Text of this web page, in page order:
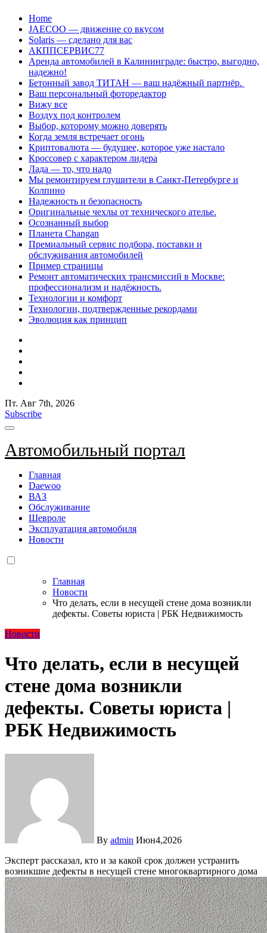
Перейти
содержанию
Home
JAECOO — движение со вкусом
Solaris — сделано для вас
АКППСЕРВИС77
Аренда автомобилей в Калининграде: быстро, выгодно,
надежно!
Бетонный завод ТИТАН — ваш надёжный партнёр.
Ваш персональный фоторедактор
Вижу все
Воздух под контролем
Выбор, которому можно доверять
Когда земля встречает огонь
Криптовалюта — будущее, которое уже настало
Кроссовер с характером лидера
Лада — то, что надо
Мы ремонтируем глушители в Санкт-Петербурге и
Колпино
Надежность и безопасность
Оригинальные чехлы от технического ателье.
Осознанный выбор
Планета Changan
Премиальный сервис подбора, поставки и
обслуживания автомобилей
Пример страницы
Ремонт автоматических трансмиссий в Москве:
профессионализм и надёжность.
Технологии и комфорт
Технологии, подтвержденные рекордами
Эволюция как принцип
Пт. Авг 7th, 2026
Subscribe
Автомобильный портал
Главная
Daewoo
ВАЗ
Обслуживание
Шевроле
Эксплуатация автомобиля
Новости
Главная
Новости
Что делать, если в несущей стене дома возникли
дефекты. Советы юриста | РБК Недвижимость
Новости
Что делать, если в несущей
стене дома возникли
дефекты. Советы юриста |
РБК Недвижимость
By admin Июн4,2026
Эксперт рассказал, кто и за какой срок должен устранить
возникшие дефекты в несущей стене многоквартирного дома